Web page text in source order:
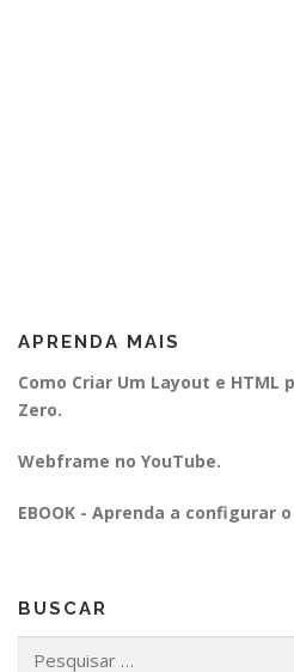
APRENDA MAIS
Como Criar Um Layout e
Zero.
Webframe no YouTube.
EBOOK - Aprenda a configurar
BUSCAR